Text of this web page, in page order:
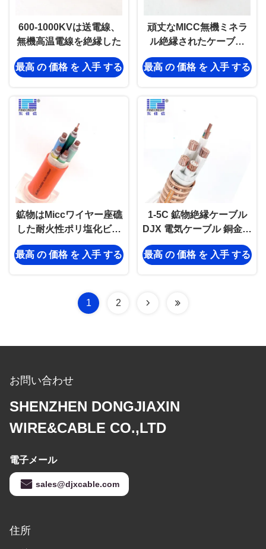
600-1000KVは送電線、
無機高温電線を絶縁した
最高 の 価格 を 入手 する
頑丈なMICC無機ミネラ
ル絶縁されたケーブル
0.6/1kVの電圧5中心
5×16mm2
最高 の 価格 を 入手 する
鉱物はMiccワイヤー座礁
した耐火性ポリ塩化ビニ
ールの銅の暖房を絶縁し
た
最高 の 価格 を 入手 する
1-5C 鉱物絶縁ケーブル
DJX 電気ケーブル 銅金属
シース 3×10+2×6 CCC認
証
最高 の 価格 を 入手 する
1 2
お問い合わせ
SHENZHEN DONGJIAXIN
WIRE&CABLE CO.,LTD
電子メール
sales@djxcable.com
住所